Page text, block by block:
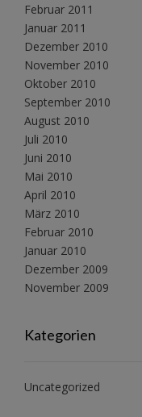
Februar 2011
Januar 2011
Dezember 2010
November 2010
Oktober 2010
September 2010
August 2010
Juli 2010
Juni 2010
Mai 2010
April 2010
März 2010
Februar 2010
Januar 2010
Dezember 2009
November 2009
Kategorien
Uncategorized